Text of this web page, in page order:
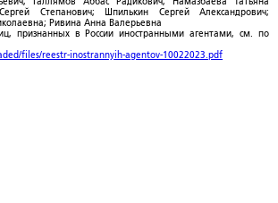
Степанович; Шпилькин Сергей Александрович;
Ривина Анна Валерьевна
признанных в России иностранными агентами, см. по
files/reestr-inostrannyih-agentov-10022023.pdf